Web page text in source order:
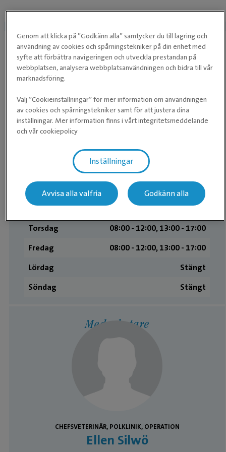
Boka tid
0346 - 880 166
Våra öppettider
Mån-fre 07:30-17:00
Övriga öppettider
08:00 ­- 12:00, 13:00 ­- 17:00
Tisdag
08:00 ­- 12:00, 13:00 ­- 17:00
Onsdag
08:00 ­- 12:00, 13:00 ­- 17:00
Torsdag
08:00 ­- 12:00, 13:00 ­- 17:00
Fredag
08:00 ­- 12:00, 13:00 ­- 17:00
Lördag
Stängt
Söndag
Stängt
Medarbetare
CHEFSVETERINÄR, POLKLINIK, OPERATION
Ellen Silwö
Genom att klicka på ”Godkänn alla” samtycker du till lagring och
användning av cookies och spårningstekniker på din enhet med
syfte att förbättra navigeringen och utveckla prestandan på
webbplatsen, analysera webbplatsanvändningen och bidra till vår
marknadsföring.
Välj ”Cookieinställningar” för mer information om användningen
av cookies och spårningstekniker samt för att justera dina
inställningar. Mer information finns i vårt integritetsmeddelande
och vår cookiepolicy
Inställningar
Avvisa alla valfria Godkänn alla